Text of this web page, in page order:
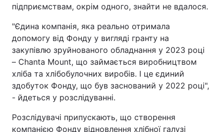
підприємствам, окрім одного, знайти не вдалося.
"Єдина компанія, яка реально отримала
допомогу від Фонду у вигляді гранту на
закупівлю зруйнованого обладнання у 2023 році
– Chanta Mount, що займається виробництвом
хліба та хлібобулочних виробів. І це єдиний
здобуток Фонду, що був заснований у 2022 році",
- йдеться у розслідуванні.
Розслідувачі припускають, що створення
компанією Фонду відновлення хлібної галузі